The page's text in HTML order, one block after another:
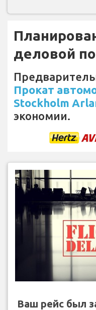
деловой
Прокат
Stockholm
экономии.
Ваш рейс был